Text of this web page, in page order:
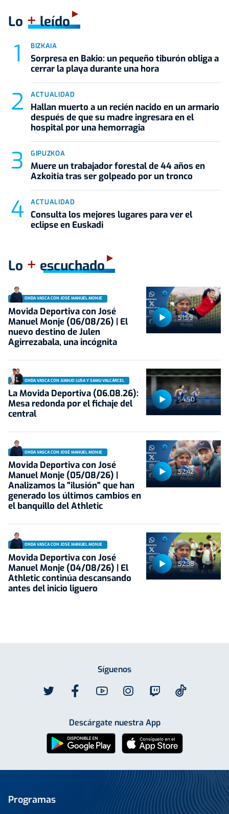
Lo +leído
BIZKAIA
Sorpresa en Bakio: un pequeño tiburón obliga a
cerrar la playa durante una hora
ACTUALIDAD
Hallan muerto a un recién nacido en un armario
después de que su madre ingresara en el
hospital por una hemorragia
GIPUZKOA
Muere un trabajador forestal de 44 años en
Azkoitia tras ser golpeado por un tronco
ACTUALIDAD
Consulta los mejores lugares para ver el
eclipse en Euskadi
Lo + escuchado
51:59
ONDA VASCA CON JOSÉ MANUEL MONJE
Movida Deportiva con José
Manuel Monje (06/08/26) | El
nuevo destino de Julen
Agirrezabala, una incógnita
54:50
ONDA VASCA CON JUANJO LUSA Y SAMU VALCÁRCEL
La Movida Deportiva (06.08.26):
Mesa redonda por el fichaje del
central
52:42
ONDA VASCA CON JOSÉ MANUEL MONJE
Movida Deportiva con José
Manuel Monje (05/08/26) |
Analizamos la "ilusión" que han
generado los últimos cambios en
el banquillo del Athletic
52:38
ONDA VASCA CON JOSÉ MANUEL MONJE
Movida Deportiva con José
Manuel Monje (04/08/26) | El
Athletic continúa descansando
antes del inicio liguero
Síguenos
Descárgate nuestra App
Programas